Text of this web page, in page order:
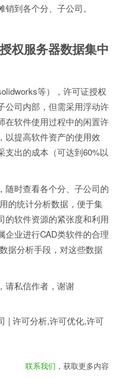
到各个分、子公司。
权服务器数据集中
等），许可证授权
公司内部，但需采用浮动许
在软件使用过程中的闲置许
以提高软件资产的使用效
支出的成本（可达到60%以
随时查看各个分、子公司的
的统计分析数据，便于集
的软件资源的紧张度和利用
企业进行CAD类软件的合理
据分析手段，对这些数据
请私信作者，谢谢
| 许可分析,许可优化,许可
联系我们 ，获取更多内容